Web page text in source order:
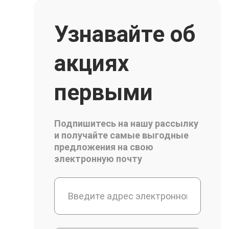
Узнавайте об
акциях
первыми
Подпишитесь на нашу рассылку
и получайте самые выгодные
предложения на свою
электронную почту